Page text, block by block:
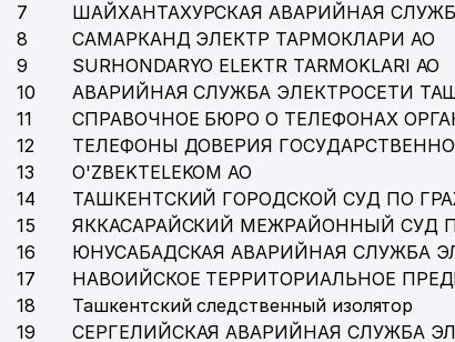
7
ШАЙХАНТАХУРСКАЯ АВАРИЙНАЯ
8
САМАРКАНД ЭЛЕКТР ТАРМОКЛАРИ АО
9
SURHONDARYO ELEKTR TARMOKLARI АО
10
АВАРИЙНАЯ СЛУЖБА ЭЛЕКТРОСЕТИ
11
СПРАВОЧНОЕ БЮРО О ТЕЛЕФОНАХ
12
ТЕЛЕФОНЫ ДОВЕРИЯ
13
O'ZBEKTELEKOM АО
14
ТАШКЕНТСКИЙ ГОРОДСКОЙ СУД ПО
15
ЯККАСАРАЙСКИЙ МЕЖРАЙОННЫЙ СУД
16
ЮНУСАБАДСКАЯ АВАРИЙНАЯ СЛУЖБА
17
НАВОИЙСКОЕ ТЕРРИТОРИАЛЬНОЕ
18
Ташкентский следственный изолятор
19
СЕРГЕЛИЙСКАЯ АВАРИЙНАЯ СЛУЖБА